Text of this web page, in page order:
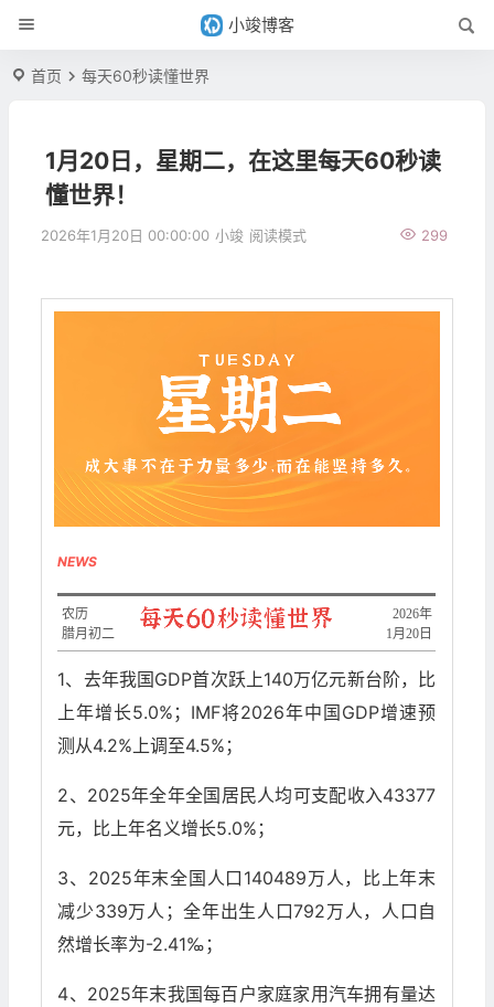
小竣博客
首页 每天60秒读懂世界
1月20日，星期二，在这里每天60秒读
懂世界！
2026年1月20日 00:00:00 小竣 299
阅读模式
NEWS
​2026年
1月20日
农历
腊月初二
1、去年我国GDP首次跃上140万亿元新台阶，比
上年增长5.0%；IMF将2026年中国GDP增速预
测从4.2%上调至4.5%；
2、2025年全年全国居民人均可支配收入43377
元，比上年名义增长5.0%；
3、2025年末全国人口140489万人，比上年末
减少339万人；全年出生人口792万人，人口自
然增长率为-2.41‰；
4、2025年末我国每百户家庭家用汽车拥有量达